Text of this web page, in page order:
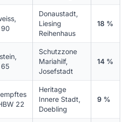
90
Donaustadt,
Liesing
Reihenhaus
18 %
65
Schutzzone
Mariahilf,
Josefstadt
14 %
22
Heritage
Innere Stadt,
Doebling
9 %